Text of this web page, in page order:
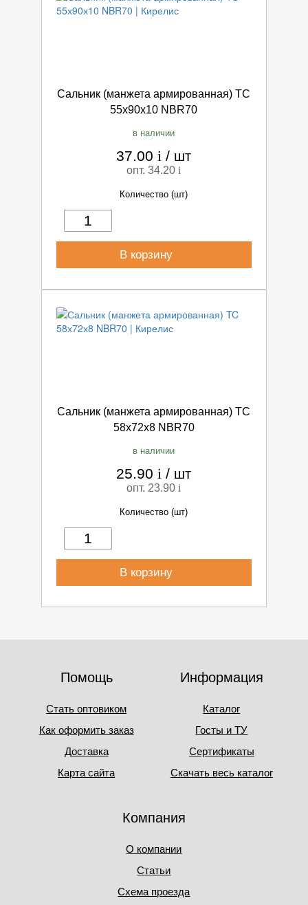
Сальник (манжета армированная) TC
55х90х10 NBR70
в наличии
37.00i / шт
опт. 34.20i
Количество (шт)
В корзину
Сальник (манжета армированная) TC
58х72х8 NBR70
в наличии
25.90i / шт
опт. 23.90i
Количество (шт)
В корзину
Помощь
Стать оптовиком
Как оформить заказ
Доставка
Карта сайта
Информация
Каталог
Госты и ТУ
Сертификаты
Скачать весь каталог
Компания
О компании
Статьи
Схема проезда